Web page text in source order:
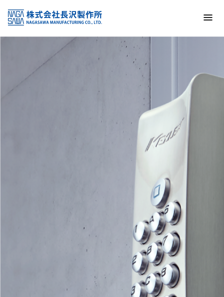
NAGASAWA MFG. CO., LTD.
信頼と技術で未来の安全を支える